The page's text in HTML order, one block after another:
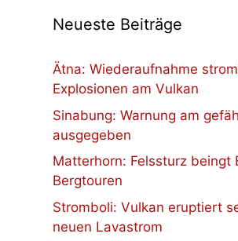
Neueste Beiträge
Ätna: Wiederaufnahme
Explosionen am Vulkan
Sinabung: Warnung am
ausgegeben
Matterhorn: Felssturz beingt
Bergtouren
Stromboli: Vulkan eruptiert
neuen Lavastrom